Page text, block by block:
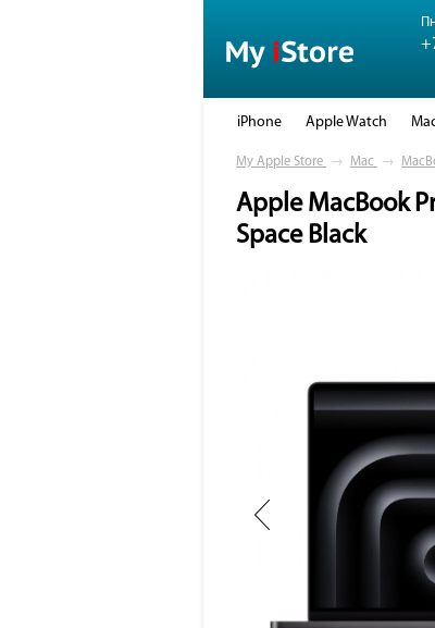
iPhone Apple Watch
My Apple Store → Mac →
Apple MacBook
Space Black